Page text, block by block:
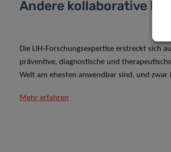
Andere kollaborative
Die LIH-Forschungsexpertise erstreckt sich
präventive, diagnostische und
Welt am ehesten anwendbar sind, und
Mehr erfahren